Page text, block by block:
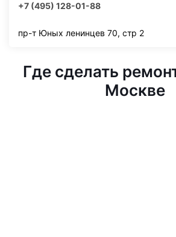
+7 (495) 128-01-88
пр-т Юных ленинцев 70, стр 2
Где сделать
Москве